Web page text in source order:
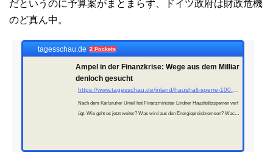
だというのに予算案がまとまらず、ドイツ政府は財政危機
のど真ん中。
tagesschau.de 2 Pockets
Ampel in der Finanzkrise: Wege aus dem Milliar
denloch gesucht
Nach dem Karlsruher Urteil hat Finanzminister Lindner Haushaltssperren verf
ügt. Wie geht es jetzt weiter? Was wird aus den Energiepreisbremsen? Wacke